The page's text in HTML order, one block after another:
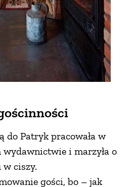
do Patryk pracowała w
i marzyła o
w ciszy.
gości, bo – jak